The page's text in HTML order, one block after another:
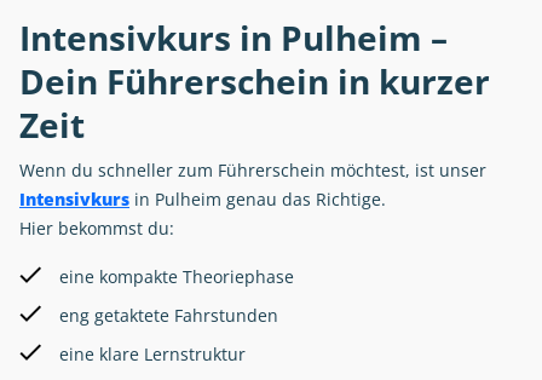
Intensivkurs in Pulheim –
Dein Führerschein in kurzer
Zeit
Wenn du schneller zum Führerschein möchtest, ist unser
Intensivkurs in Pulheim genau das Richtige.
Hier bekommst du:
eine kompakte Theoriephase
eng getaktete Fahrstunden
eine klare Lernstruktur